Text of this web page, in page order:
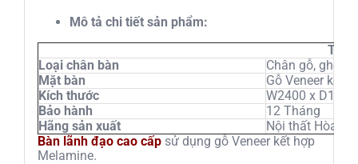
Mô tả chi tiết sản phẩm:
Loại chân bàn
Chân gỗ, ghép
Mặt bàn
Gỗ Veneer kết
Kích thước
W2400 x
Bảo hành
12 Tháng
Hãng sản xuất
Nội thất Hòa
Bàn lãnh đạo cao cấpsử dụng gỗ Veneer kết hợp
Melamine.